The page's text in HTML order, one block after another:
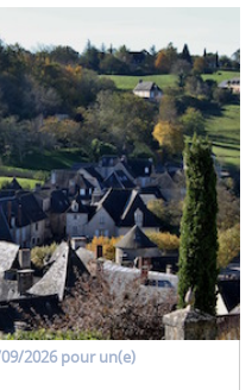
2026 pour un(e)